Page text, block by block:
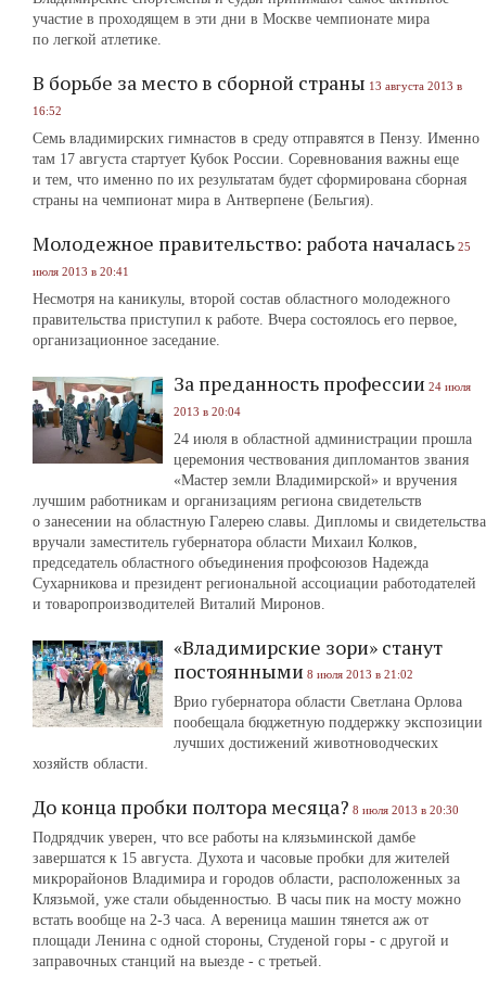
участие в проходящем в эти дни в Москве чемпионате мира
по легкой атлетике.
В борьбе за место в сборной страны 13 августа 2013 в
16:52
Семь владимирских гимнастов в среду отправятся в Пензу. Именно
там 17 августа стартует Кубок России. Соревнования важны еще
и тем, что именно по их результатам будет сформирована сборная
страны на чемпионат мира в Антверпене (Бельгия).
Молодежное правительство: работа началась 25
июля 2013 в 20:41
Несмотря на каникулы, второй состав областного молодежного
правительства приступил к работе. Вчера состоялось его первое,
организационное заседание.
За преданность профессии 24 июля
2013 в 20:04
24 июля в областной администрации прошла
церемония чествования дипломантов звания
«Мастер земли Владимирской» и вручения
лучшим работникам и организациям региона свидетельств
о занесении на областную Галерею славы. Дипломы и свидетельства
вручали заместитель губернатора области Михаил Колков,
председатель областного объединения профсоюзов Надежда
Сухарникова и президент региональной ассоциации работодателей
и товаропроизводителей Виталий Миронов.
«Владимирские зори» станут
постоянными 8 июля 2013 в 21:02
Врио губернатора области Светлана Орлова
пообещала бюджетную поддержку экспозиции
лучших достижений животноводческих
хозяйств области.
До конца пробки полтора месяца? 8 июля 2013 в 20:30
Подрядчик уверен, что все работы на клязьминской дамбе
завершатся к 15 августа. Духота и часовые пробки для жителей
микрорайонов Владимира и городов области, расположенных за
Клязьмой, уже стали обыденностью. В часы пик на мосту можно
встать вообще на 2-3 часа. А вереница машин тянется аж от
площади Ленина с одной стороны, Студеной горы ‑ с другой и
заправочных станций на выезде ‑ с третьей.